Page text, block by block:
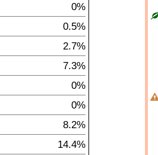
0%
0.5%
2.7%
7.3%
0%
0%
8.2%
14.4%